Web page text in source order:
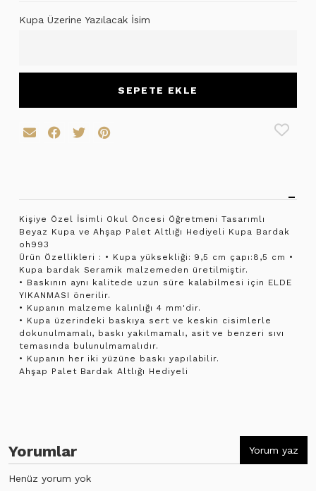
Kupa Üzerine Yazılacak İsim
SEPETE EKLE
Kişiye Özel İsimli Okul Öncesi Öğretmeni Tasarımlı
Beyaz Kupa ve Ahşap Palet Altlığı Hediyeli Kupa Bardak
oh993
Ürün Özellikleri : • Kupa yüksekliği: 9,5 cm çapı:8,5 cm •
Kupa bardak Seramik malzemeden üretilmiştir.
• Baskının aynı kalitede uzun süre kalabilmesi için ELDE
YIKANMASI önerilir.
• Kupanın malzeme kalınlığı 4 mm'dir.
• Kupa üzerindeki baskıya sert ve keskin cisimlerle
dokunulmamalı, baskı yakılmamalı, asit ve benzeri sıvı
temasında bulunulmamalıdır.
• Kupanın her iki yüzüne baskı yapılabilir.
Ahşap Palet Bardak Altlığı Hediyeli
Yorumlar Yorum yaz
Henüz yorum yok